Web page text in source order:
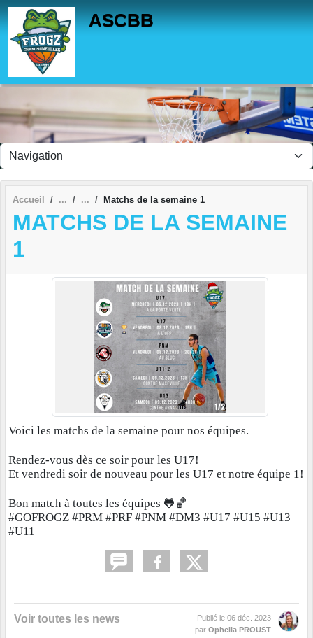
ASCBB
Accueil Matchs de la semaine 1
MATCHS DE LA SEMAINE
1
Voici les matchs de la semaine pour nos équipes.
Rendez-vous dès ce soir pour les U17!
Et vendredi soir de nouveau pour les U17 et notre équipe 1!
Bon match à toutes les équipes 🐸🏀
#GOFROGZ #PRM #PRF #PNM #DM3 #U17 #U15 #U13
#U11
Voir toutes les news Publié le 06 déc. 2023
par Ophelia PROUST
Panneau de gestion des cookies